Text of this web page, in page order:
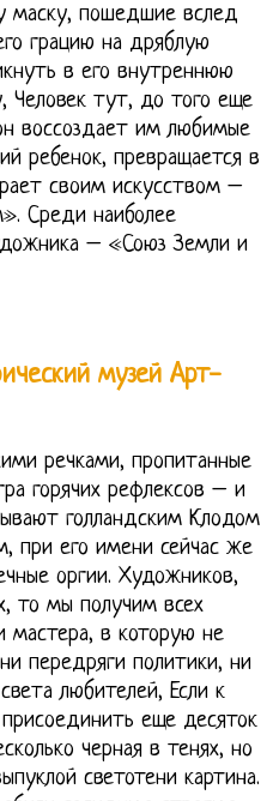
маску, пошедшие вслед
грацию на дряблую
в его внутреннюю
Человек тут, до того еще
воссоздает им любимые
ребенок, превращается в
своим искусством –
Среди наиболее
– «Союз Земли и
музей Арт-
речками, пропитанные
горячих рефлексов – и
голландским Клодом
при его имени сейчас же
оргии. Художников,
то мы получим всех
в которую не
передряги политики, ни
любителей, Если к
еще десяток
черная в тенях, но
светотени картина.